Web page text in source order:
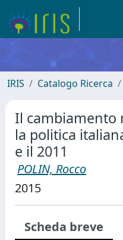
IRIS Catalogo Ricerca
Il cambiamento
la politica
e il 2011
POLIN, Rocco
2015
Scheda breve